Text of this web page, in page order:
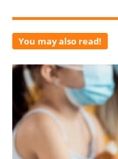
You may also read!